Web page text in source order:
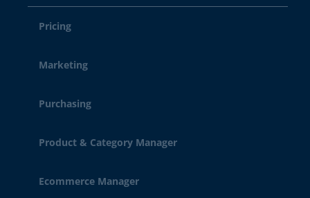
Pricing
Marketing
Purchasing
Product & Category Manager
Ecommerce Manager